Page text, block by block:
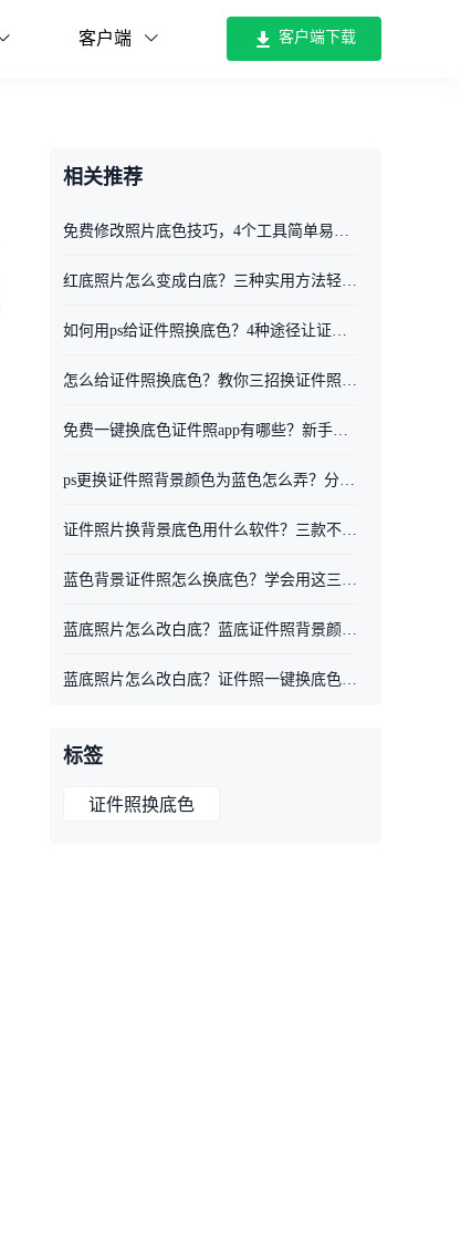
客户端 客户端下载
相关推荐
免费修改照片底色技巧，4个工具简单易操作不踩坑
红底照片怎么变成白底？三种实用方法轻松搞定
如何用ps给证件照换底色？4种途径让证件照底色随心变
怎么给证件照换底色？教你三招换证件照底色
免费一键换底色证件照app有哪些？新手看这3个
ps更换证件照背景颜色为蓝色怎么弄？分享三个工具
证件照片换背景底色用什么软件？三款不同工具一键换背景
蓝色背景证件照怎么换底色？学会用这三款换背景工具
蓝底照片怎么改白底？蓝底证件照背景颜色更换教程
蓝底照片怎么改白底？证件照一键换底色教程
标签
证件照换底色